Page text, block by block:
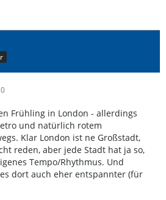
Frühling in London - allerdings
und natürlich rotem
Klar London ist ne Großstadt,
reden, aber jede Stadt hat ja so,
Tempo/Rhythmus. Und
dort auch eher entspannter (für